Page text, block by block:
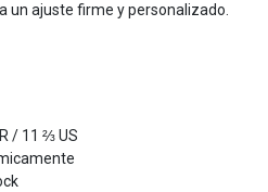
un ajuste firme y personalizado.
/ 11 ⅔ US